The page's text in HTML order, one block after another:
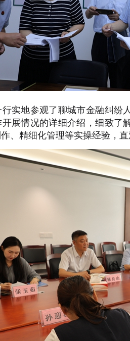
行实地参观了聊城市金融纠
展情况的详细介绍，细致了
、精细化管理等实操经验，